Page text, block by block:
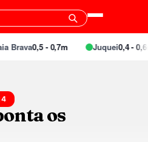
0,5 - 0,7m Juquei0,4 - 0,6m
os